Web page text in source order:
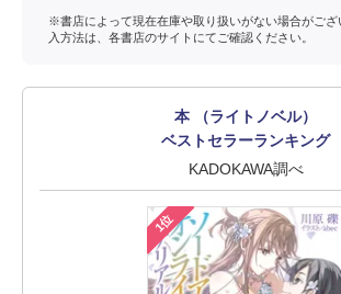
※書店によって現在在庫や取り扱いがない場合がござ
入方法は、各書店のサイトにてご確認ください。
本 （ライトノベル）
ベストセラーランキング
KADOKAWA調べ
1位